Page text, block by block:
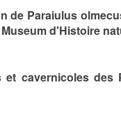
de Paraiulus
d'Histoire
et cavernicoles des